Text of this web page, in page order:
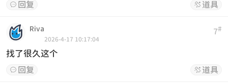
 回复  道具
7#
Riva
2026-4-17 10:17:04
找了很久这个
 回复  道具